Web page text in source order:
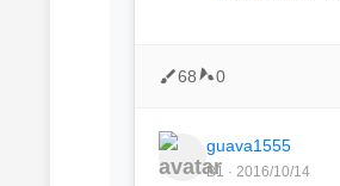
68 0
guava1555
B1 · 2016/10/14